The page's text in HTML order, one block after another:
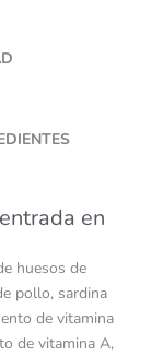
en
huesos de
pollo, sardina
de vitamina
de vitamina A,